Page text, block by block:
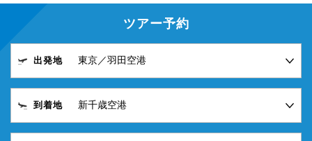
ツアー予約
出発地
到着地